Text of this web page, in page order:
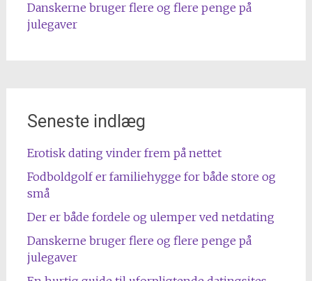
Danskerne bruger flere og flere penge på
julegaver
Seneste indlæg
Erotisk dating vinder frem på nettet
Fodboldgolf er familiehygge for både store og
små
Der er både fordele og ulemper ved netdating
Danskerne bruger flere og flere penge på
julegaver